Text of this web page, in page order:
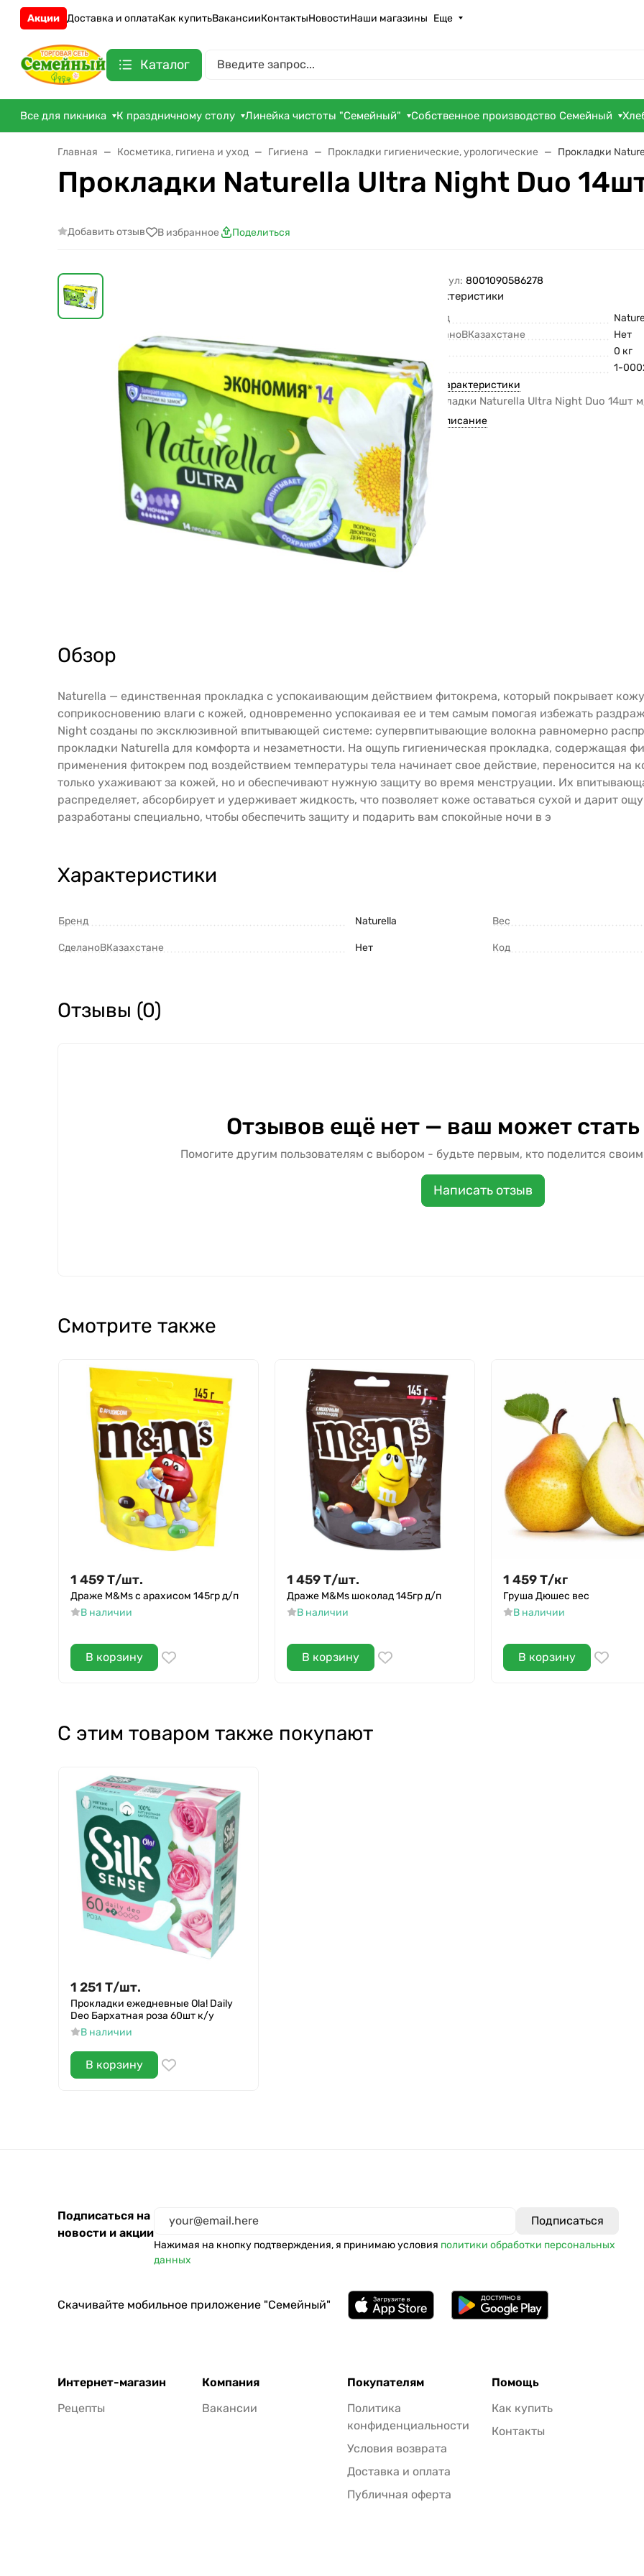
Акции Доставка и оплатаКак купитьВакансииКонтактыНовостиНаши магазины Еще
Каталог
Все для пикника К праздничному столу Линейка чистоты "Семейный" Собственное производство Семейный
Главная Косметика, гигиена и уход Гигиена Прокладки гигиенические, урологические Прокладки
Прокладки Naturella Ultra Night Duo
Добавить отзыв В избранное Поделиться
Артикул: 8001090586278
Характеристики
Бренд
СделаноВКазахстане
Нет
0 кг
Код
1-
Все характеристики
Прокладки Naturella Ultra Night Duo 14шт
Все описание
Обзор
Naturella — единственная прокладка с успокаивающим действием фитокрема, который покрывает
соприкосновению влаги с кожей, одновременно успокаивая ее и тем самым помогая избежать
Night созданы по эксклюзивной впитывающей системе: супервпитывающие волокна равномерно
прокладки Naturella для комфорта и незаметности. На ощупь гигиеническая прокладка, содержащая
применения фитокрем под воздействием температуры тела начинает свое действие, переносится на
только ухаживают за кожей, но и обеспечивают нужную защиту во время менструации. Их
распределяет, абсорбирует и удерживает жидкость, что позволяет коже оставаться сухой и дарит
разработаны специально, чтобы обеспечить защиту и подарить вам спокойные ночи в э
Характеристики
Бренд Naturella
СделаноВКазахстане Нет
Вес
Код
Отзывы (0)
Отзывов ещё нет — ваш может
Помогите другим пользователям с выбором - будьте первым, кто поделится
Написать отзыв
Смотрите также
1 459Т/шт.
Драже M&Ms с арахисом 145гр д/п
В наличии
В корзину
1 459Т/шт.
Драже M&Ms шоколад 145гр д/п
В наличии
В корзину
1 459Т/кг
Груша Дюшес вес
В наличии
В корзину
С этим товаром также покупают
1 251 Т/шт.
Прокладки ежедневные Ola! Daily
Deo Бархатная роза 60шт к/у
В наличии
В корзину
Подписаться на
новости и акции
Нажимая на кнопку подтверждения, я принимаю условия политики обработки персональных
данных
Скачивайте мобильное приложение "Семейный"
Интернет-магазин
Рецепты
Компания
Вакансии
Покупателям
Политика
конфиденциальности
Условия возврата
Доставка и оплата
Публичная оферта
Помощь
Как купить
Контакты